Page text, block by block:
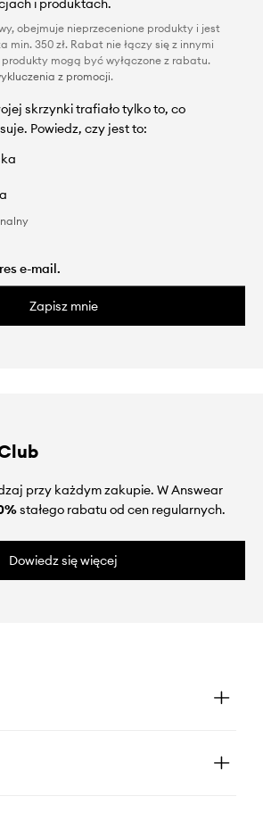
i produktach.
obejmuje nieprzecenione produkty i jest
min. 350 zł. Rabat nie łączy się z innymi
mogą być wyłączone z rabatu.
z promocji.
skrzynki trafiało tylko to, co
Powiedz, czy jest to:
Zapisz mnie
przy każdym zakupie. W Answear
stałego rabatu od cen regularnych.
Dowiedz się więcej